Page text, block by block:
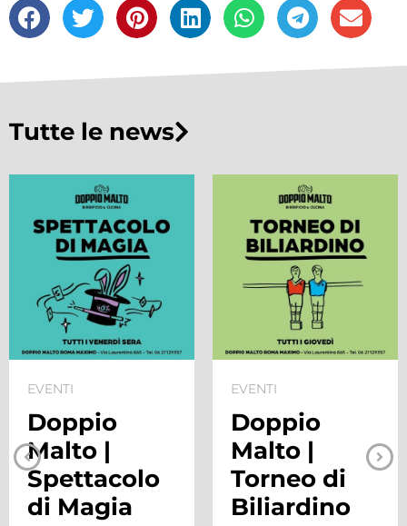
Tutte le news
EVENTI
Doppio
Malto |
Spettacolo
di Magia
EVENTI
Doppio
Malto |
Torneo di
Biliardino